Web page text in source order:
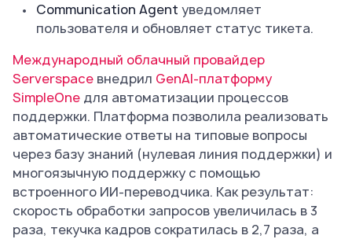
Communication Agent уведомляет
пользователя и обновляет статус тикета.
Международный облачный провайдер
Serverspace внедрил GenAI-платформу
SimpleOne для автоматизации процессов
поддержки. Платформа позволила реализовать
автоматические ответы на типовые вопросы
через базу знаний (нулевая линия поддержки) и
многоязычную поддержку с помощью
встроенного ИИ-переводчика. Как результат:
скорость обработки запросов увеличилась в 3
раза, текучка кадров сократилась в 2,7 раза, а